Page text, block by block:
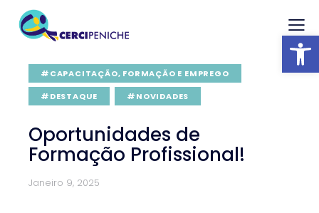
Abrir barra
#CAPACITAÇÃO, FORMAÇÃO E EMPREGO
#DESTAQUE
#NOVIDADES
Oportunidades de
Formação Profissional!
Janeiro 9, 2025